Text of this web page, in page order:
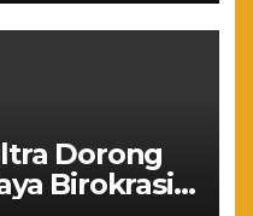
Dorong
Birokrasi